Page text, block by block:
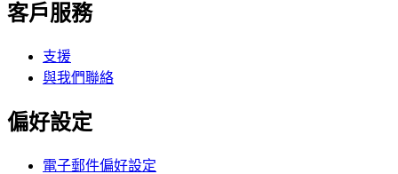
客戶服務
支援
與我們聯絡
偏好設定
電子郵件偏好設定